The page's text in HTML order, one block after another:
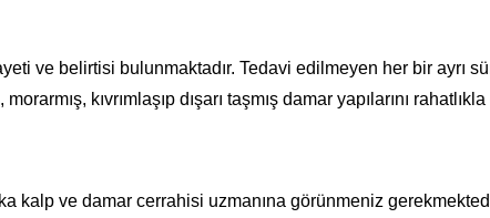
ve belirtisi bulunmaktadır. Tedavi edilmeyen her bir ayrı
kıvrımlaşıp dışarı taşmış damar yapılarını
kalp ve damar cerrahisi uzmanına görünmeniz